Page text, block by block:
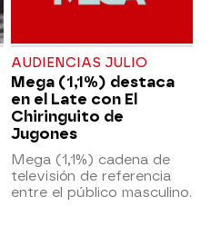
AUDIENCIAS JULIO
Mega (1,1%) destaca
en el Late con El
Chiringuito de
Jugones
Mega (1,1%) cadena de
televisión de referencia
entre el público masculino.